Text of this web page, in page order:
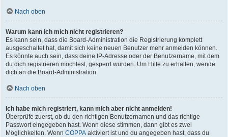
Nach oben
Warum kann ich mich nicht registrieren?
Es kann sein, dass die Board-Administration die Registrierung komplett
ausgeschaltet hat, damit sich keine neuen Benutzer mehr anmelden können.
Es könnte auch sein, dass deine IP-Adresse oder der Benutzername, mit dem
du dich registrieren möchtest, gesperrt wurden. Um Hilfe zu erhalten, wende
dich an die Board-Administration.
Nach oben
Ich habe mich registriert, kann mich aber nicht anmelden!
Überprüfe zuerst, ob du den richtigen Benutzernamen und das richtige
Passwort eingegeben hast. Wenn diese stimmen, dann gibt es zwei
Möglichkeiten. Wenn COPPA aktiviert ist und du angegeben hast, dass du